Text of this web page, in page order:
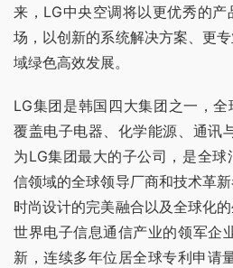
来，LG中央空调将以更优秀的
场，以创新的系统解决方案、更
域绿色高效发展。
LG集团是韩国四大集团之一，
覆盖电子电器、化学能源、通讯
为LG集团最大的子公司，是全
信领域的全球领导厂商和技术革
时尚设计的完美融合以及全球化
世界电子信息通信产业的领军企
新，连续多年位居全球专利申请